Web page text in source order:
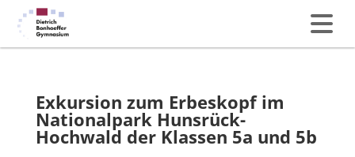
Exkursion zum Erbeskopf im
Nationalpark Hunsrück-
Hochwald der Klassen 5a und 5b